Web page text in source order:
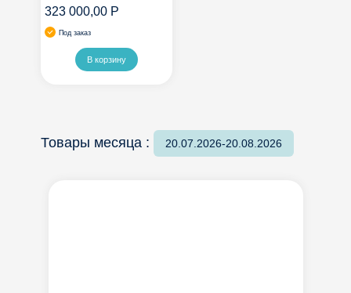
+ кожух (ресивер: 30 л;
отдача: 160/мин)
323 000,00 Р
Под заказ
В корзину
Товары месяца : 20.07.2026-20.08.2026